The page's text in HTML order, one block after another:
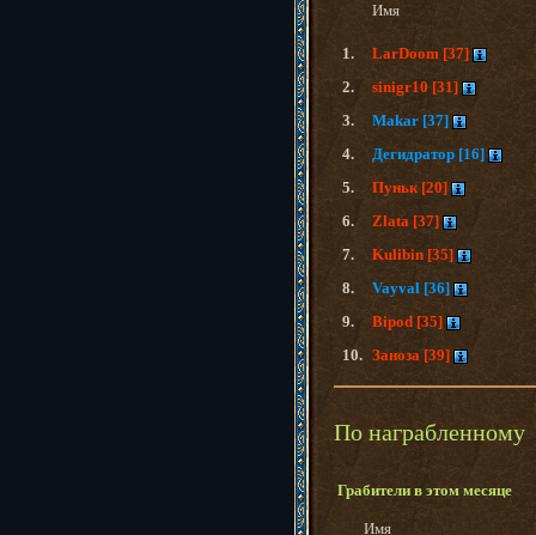
Имя
1.
LarDoom [37]
2.
sinigr10 [31]
3.
Makar [37]
4.
Дегидратор [16]
5.
Пуньк [20]
6.
Zlata [37]
7.
Kulibin [35]
8.
Vayval [36]
9.
Bipod [35]
10. Заноза [39]
По награбленному
Грабители в этом месяце
Имя